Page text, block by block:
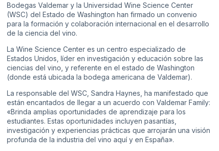
Bodegas Valdemar y la Universidad Wine Science Center
(WSC) del Estado de Washington han firmado un convenio
para la formación y colaboración internacional en el desarrollo
de la ciencia del vino.
La Wine Science Center es un centro especializado de
Estados Unidos, líder en investigación y educación sobre las
ciencias del vino, y referente en el estado de Washington
(donde está ubicada la bodega americana de Valdemar).
La responsable del WSC, Sandra Haynes, ha manifestado que
están encantados de llegar a un acuerdo con Valdemar Family:
«Brinda amplias oportunidades de aprendizaje para los
estudiantes. Estas oportunidades incluyen pasantías,
investigación y experiencias prácticas que arrojarán una visión
profunda de la industria del vino aquí y en España».